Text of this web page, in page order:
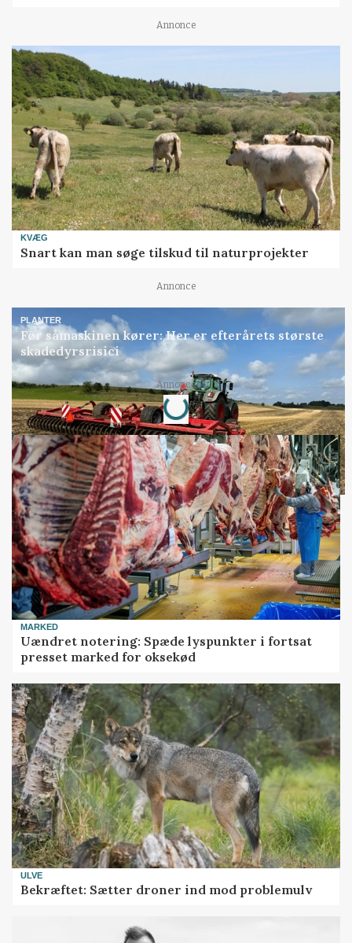
Annonce
KVÆG
Snart kan man søge tilskud til naturprojekter
Annonce
PLANTER
Før såmaskinen kører: Her er efterårets største
skadedyrsrisici
Annonce
Loading...
MARKED
Uændret notering: Spæde lyspunkter i fortsat
presset marked for oksekød
ULVE
Bekræftet: Sætter droner ind mod problemulv